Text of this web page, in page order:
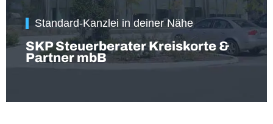
Standard-Kanzlei in deiner Nähe
SKP Steuerberater Kreiskorte &
Partner mbB